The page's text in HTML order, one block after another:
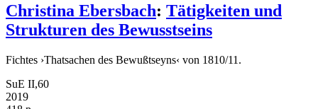
Christina Ebersbach: Tätigkeiten und
Strukturen des Bewusstseins
Fichtes ›Thatsachen des Bewußtseyns‹ von 1810/11.
SuE II,60
2019